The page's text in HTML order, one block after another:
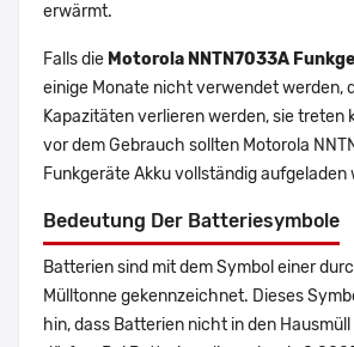
erwärmt.
Falls die Motorola NNTN7033A
einige Monate nicht verwendet werden,
Kapazitäten verlieren werden, sie treten
vor dem Gebrauch sollten Motorola
Funkgeräte Akku vollständig aufgeladen
Bedeutung Der Batteriesymbole
Batterien sind mit dem Symbol einer
Mülltonne gekennzeichnet. Dieses
hin, dass Batterien nicht in den